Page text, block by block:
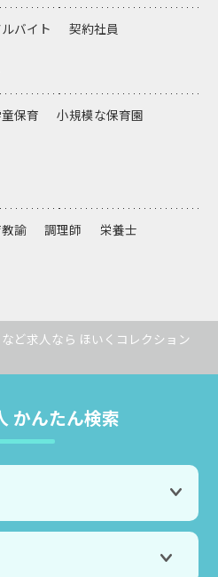
バイト 契約社員
保育
小規模な保育園
諭 調理師
栄養士
ど求人なら ほいくコレクション
かんたん検索